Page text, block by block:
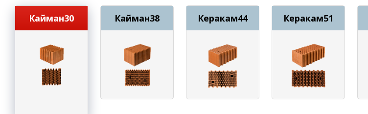
Кайман30 Кайман38 Керакам44 Керакам51